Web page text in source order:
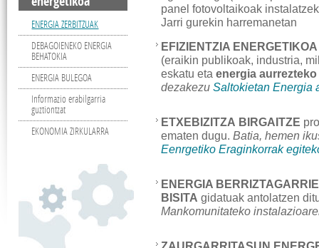
panel fotovoltaikoak
Jarri gurekin harremanetan
EFIZIENTZIA ENERGETIKOA
(eraikin publikoak, industria,
eskatu etaenergia
dezakezuSaltokietan Energia
ETXEBIZITZA BIRGAITZE
ematen dugu.Batia, hemen
Eenrgetiko Eraginkorrak
ENERGIA
BISITA gidatuak antolatzen
Mankomunitateko
ENERGIA ZERBITZUAK
DEBAGOIENEKO ENERGIA
BEHATOKIA
ENERGIA BULEGOA
Informazio erabilgarria
guztiontzat
EKONOMIA ZIRKULARRA